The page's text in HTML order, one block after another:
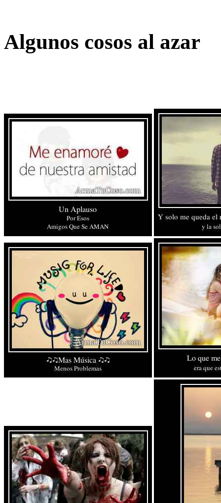
Algunos cosos al azar